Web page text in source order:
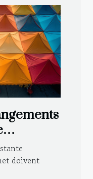
site de
doivent